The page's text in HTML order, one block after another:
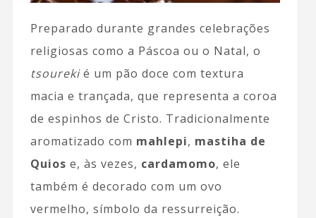
Preparado durante grandes celebrações
religiosas como a Páscoa ou o Natal, o
tsourekié um pão doce com textura
macia e trançada, que representa a coroa
de espinhos de Cristo. Tradicionalmente
aromatizado com mahlepi, mastiha de
Quios e, às vezes, cardamomo, ele
também é decorado com um ovo
vermelho, símbolo da ressurreição.